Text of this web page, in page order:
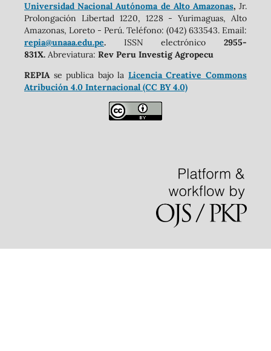
Universidad Nacional Autónoma de Alto Amazonas, Jr.
Prolongación Libertad 1220, 1228 - Yurimaguas, Alto
Amazonas, Loreto - Perú. Teléfono: (042) 633543. Email:
repia@unaaa.edu.pe.ISSN electrónico2955-
831X.Abreviatura: Rev Peru Investig Agropecu
REPIAse publica bajo la Licencia Creative Commons
Atribución 4.0 Internacional (CC BY 4.0)